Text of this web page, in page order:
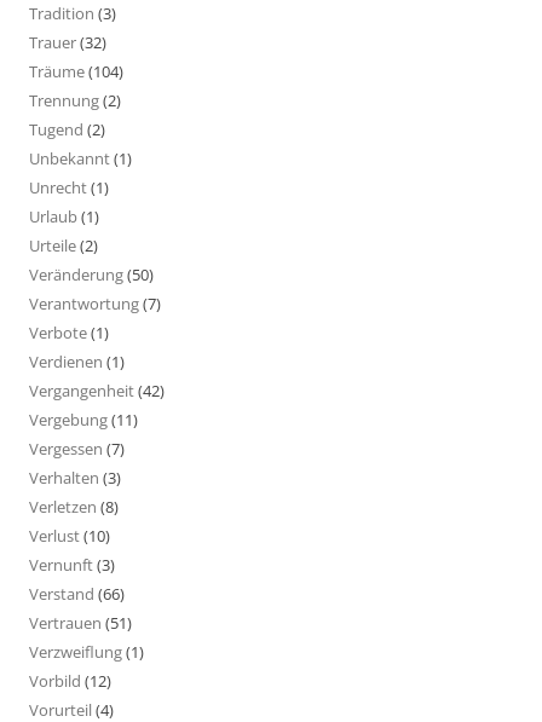
Tradition (3)
Trauer(32)
Träume(104)
Trennung(2)
Tugend (2)
Unbekannt(1)
Unrecht(1)
Urlaub(1)
Urteile(2)
Veränderung(50)
Verantwortung(7)
Verbote(1)
Verdienen (1)
Vergangenheit(42)
Vergebung(11)
Vergessen (7)
Verhalten (3)
Verletzen (8)
Verlust(10)
Vernunft(3)
Verstand (66)
Vertrauen (51)
Verzweiflung(1)
Vorbild (12)
Vorurteil(4)